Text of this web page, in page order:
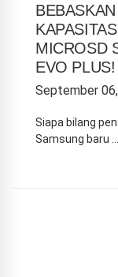
MICROSD
EVO PLUS!
September
Siapa bilang
Samsung baru …